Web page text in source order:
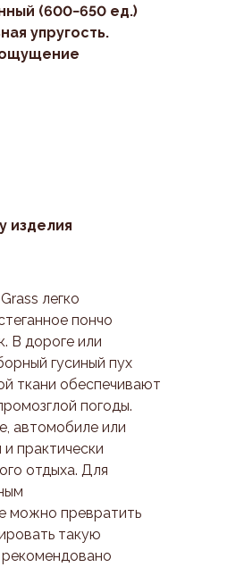
(600−650 ед.)
упругость.
ощущение
изделия
легко
пончо
В дороге или
гусиный пух
ткани обеспечивают
погоды.
автомобиле или
практически
отдыха. Для
можно превратить
такую